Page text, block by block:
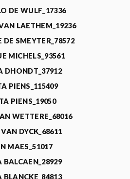
DE WULF_17336
LAETHEM_19236
DE SMEYTER_78572
MICHELS_93561
DHONDT_37912
PIENS_115409
PIENS_19050
WETTERE_68016
DYCK_68611
MAES_51017
BALCAEN_28929
BLANCKE_84813